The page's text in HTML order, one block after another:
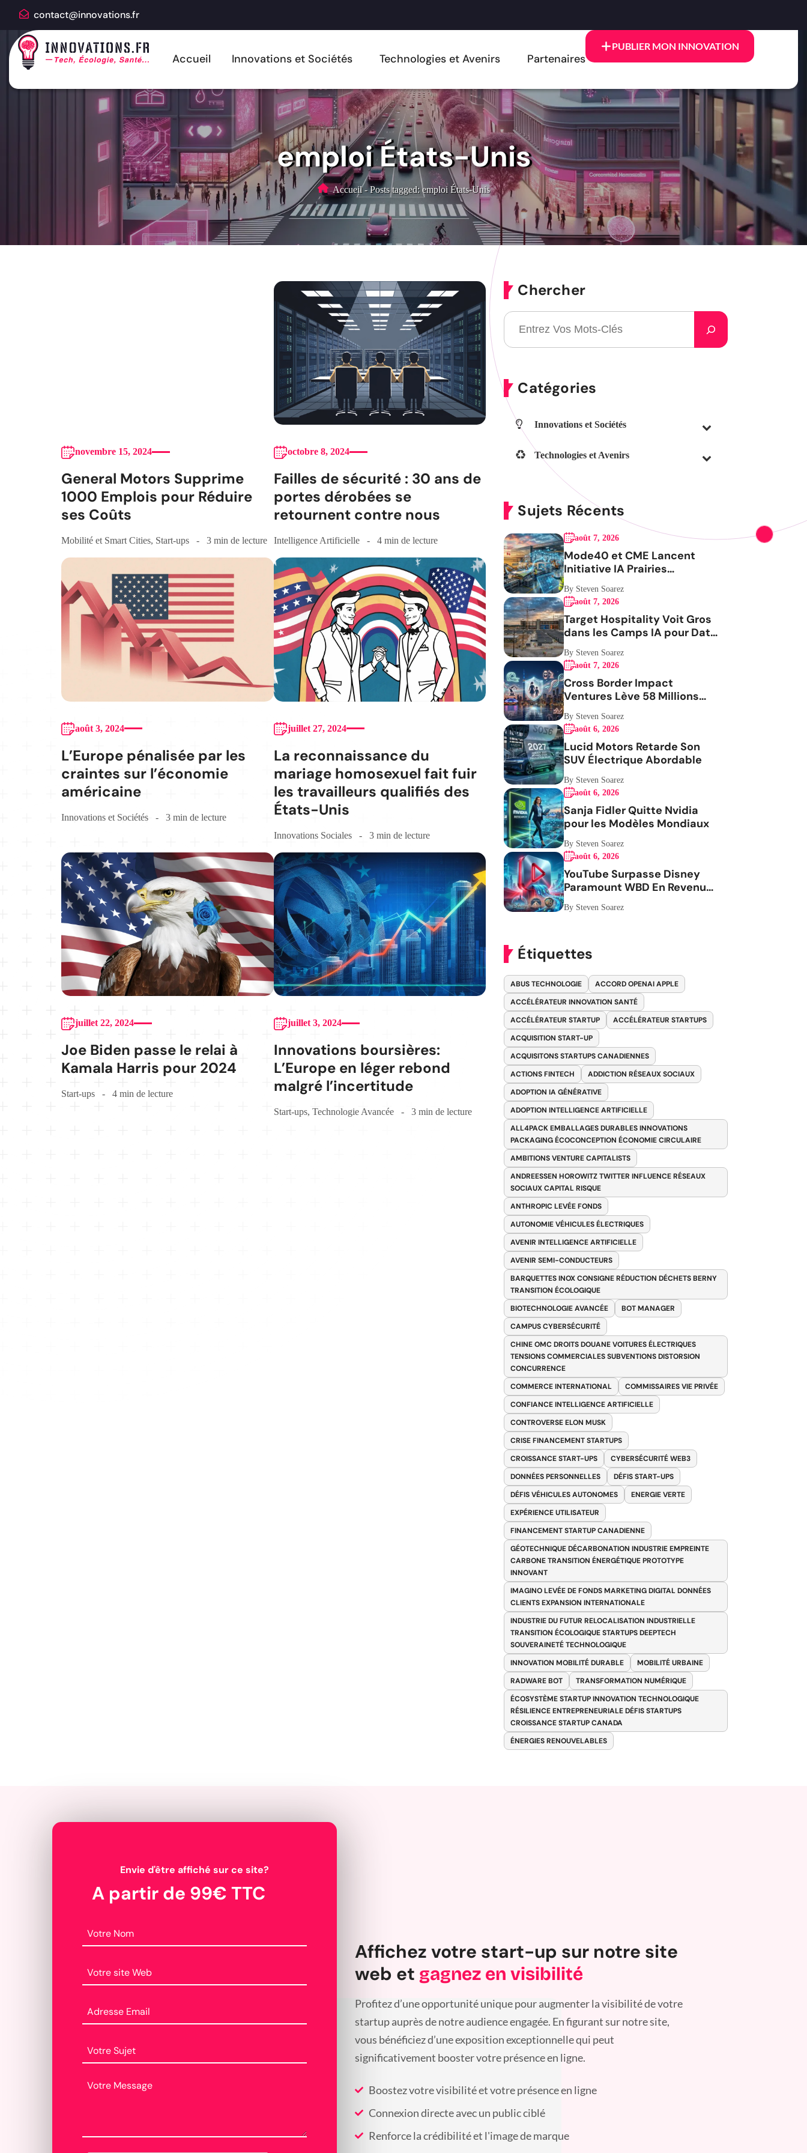
contact@innovations.fr
Accueil Innovations et Sociétés Technologies et Avenirs Partenaires
PUBLIER MON INNOVATION
emploi États-Unis
Accueil - Posts tagged: emploi États-Unis
novembre 15, 2024
General Motors Supprime
1000 Emplois pour Réduire
ses Coûts
Mobilité et Smart Cities, Start-ups 3 min de lecture
octobre 8, 2024
Failles de sécurité : 30 ans de
portes dérobées se
retournent contre nous
Intelligence Artificielle 4 min de lecture
août 3, 2024
L’Europe pénalisée par les
craintes sur l’économie
américaine
Innovations et Sociétés 3 min de lecture
juillet 27, 2024
La reconnaissance du
mariage homosexuel fait fuir
les travailleurs qualifiés des
États-Unis
Innovations Sociales 3 min de lecture
juillet 22, 2024
Joe Biden passe le relai à
Kamala Harris pour 2024
Start-ups 4 min de lecture
juillet 3, 2024
Innovations boursières:
L’Europe en léger rebond
malgré l’incertitude
Start-ups, Technologie Avancée 3 min de lecture
Chercher
Catégories
Innovations et Sociétés
Technologies et Avenirs
Sujets Récents
août 7, 2026
Mode40 et CME Lancent
Initiative IA Prairies
Aérospatiale
By Steven Soarez
août 7, 2026
Target Hospitality Voit Gros
dans les Camps IA pour Data
Centers
By Steven Soarez
août 7, 2026
Cross Border Impact
Ventures Lève 58 Millions
USD Pour Santé Femmes
By Steven Soarez
août 6, 2026
Lucid Motors Retarde Son
SUV Électrique Abordable
By Steven Soarez
août 6, 2026
Sanja Fidler Quitte Nvidia
pour les Modèles Mondiaux
By Steven Soarez
août 6, 2026
YouTube Surpasse Disney
Paramount WBD En Revenus
Publicitaires
By Steven Soarez
Étiquettes
ABUS TECHNOLOGIE
ACCORD OPENAI APPLE
ACCÉLÉRATEUR INNOVATION SANTÉ
ACCÉLÉRATEUR STARTUP
ACCÉLÉRATEUR STARTUPS
ACQUISITION START-UP
ACQUISITONS STARTUPS CANADIENNES
ACTIONS FINTECH
ADDICTION RÉSEAUX SOCIAUX
ADOPTION IA GÉNÉRATIVE
ADOPTION INTELLIGENCE ARTIFICIELLE
ALL4PACK EMBALLAGES DURABLES INNOVATIONS
PACKAGING ÉCOCONCEPTION ÉCONOMIE CIRCULAIRE
AMBITIONS VENTURE CAPITALISTS
ANDREESSEN HOROWITZ TWITTER INFLUENCE RÉSEAUX
SOCIAUX CAPITAL RISQUE
ANTHROPIC LEVÉE FONDS
AUTONOMIE VÉHICULES ÉLECTRIQUES
AVENIR INTELLIGENCE ARTIFICIELLE
AVENIR SEMI-CONDUCTEURS
BARQUETTES INOX CONSIGNE RÉDUCTION DÉCHETS BERNY
TRANSITION ÉCOLOGIQUE
BIOTECHNOLOGIE AVANCÉE
BOT MANAGER
CAMPUS CYBERSÉCURITÉ
CHINE OMC DROITS DOUANE VOITURES ÉLECTRIQUES
TENSIONS COMMERCIALES SUBVENTIONS DISTORSION
CONCURRENCE
COMMERCE INTERNATIONAL
COMMISSAIRES VIE PRIVÉE
CONFIANCE INTELLIGENCE ARTIFICIELLE
CONTROVERSE ELON MUSK
CRISE FINANCEMENT STARTUPS
CROISSANCE START-UPS
CYBERSÉCURITÉ WEB3
DONNÉES PERSONNELLES
DÉFIS START-UPS
DÉFIS VÉHICULES AUTONOMES
ENERGIE VERTE
EXPÉRIENCE UTILISATEUR
FINANCEMENT STARTUP CANADIENNE
GÉOTECHNIQUE DÉCARBONATION INDUSTRIE EMPREINTE
CARBONE TRANSITION ÉNERGÉTIQUE PROTOTYPE
INNOVANT
IMAGINO LEVÉE DE FONDS MARKETING DIGITAL DONNÉES
CLIENTS EXPANSION INTERNATIONALE
INDUSTRIE DU FUTUR RELOCALISATION INDUSTRIELLE
TRANSITION ÉCOLOGIQUE STARTUPS DEEPTECH
SOUVERAINETÉ TECHNOLOGIQUE
INNOVATION MOBILITÉ DURABLE
MOBILITÉ URBAINE
RADWARE BOT
TRANSFORMATION NUMÉRIQUE
ÉCOSYSTÈME STARTUP INNOVATION TECHNOLOGIQUE
RÉSILIENCE ENTREPRENEURIALE DÉFIS STARTUPS
CROISSANCE STARTUP CANADA
ÉNERGIES RENOUVELABLES
Envie d'être affiché sur ce site?
A partir de 99€ TTC
Affichez votre start-up sur notre site
web et gagnez en visibilité
Profitez d’une opportunité unique pour augmenter la visibilité de votre
startup auprès de notre audience engagée. En figurant sur notre site,
vous bénéficiez d’une exposition exceptionnelle qui peut
significativement booster votre présence en ligne.
Boostez votre visibilité et votre présence en ligne
Connexion directe avec un public ciblé
Renforce la crédibilité et l'image de marque